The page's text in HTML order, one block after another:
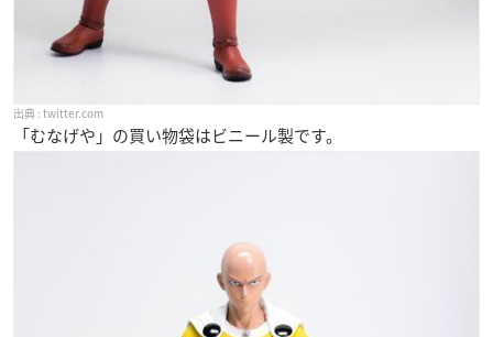
twitter.com
「むなげや」の買い物袋はビニール製です。